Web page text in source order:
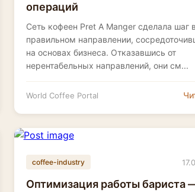
операций
Сеть кофеен Pret A Manger сделала шаг в
правильном направлении,
на основах бизнеса. Отказавшись от
нерентабельных направлений, они см...
World Coffee Portal
coffee-industry
Оптимизация работы бариста